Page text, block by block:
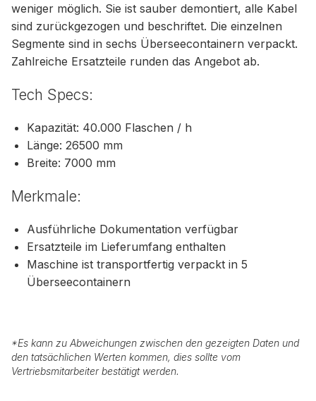
weniger möglich. Sie ist sauber demontiert, alle Kabel
sind zurückgezogen und beschriftet. Die einzelnen
Segmente sind in sechs Überseecontainern verpackt.
Zahlreiche Ersatzteile runden das Angebot ab.
Tech Specs:
Kapazität: 40.000 Flaschen / h
Länge: 26500 mm
Breite: 7000 mm
Merkmale:
Ausführliche Dokumentation verfügbar
Ersatzteile im Lieferumfang enthalten
Maschine ist transportfertig verpackt in 5
Überseecontainern
*Es kann zu Abweichungen zwischen den gezeigten Daten und
den tatsächlichen Werten kommen, dies sollte vom
Vertriebsmitarbeiter bestätigt werden.